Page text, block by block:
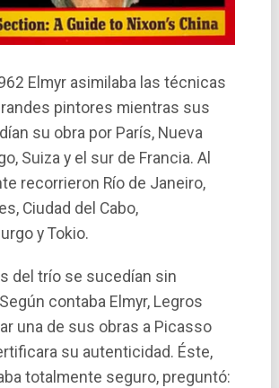
Elmyr asimilaba las técnicas
pintores mientras sus
su obra por Parí­s, Nueva
Suiza y el sur de Francia. Al
recorrieron Rí­o de Janeiro,
Ciudad del Cabo,
y Tokio.
del trío se sucedían sin
contaba Elmyr, Legros
una de sus obras a Picasso
su autenticidad. Éste,
totalmente seguro, preguntó: